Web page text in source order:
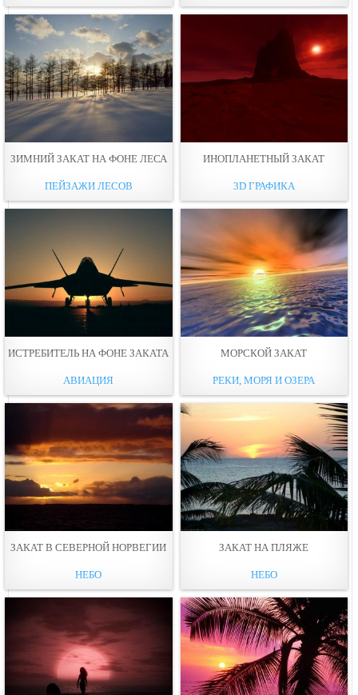
ЗИМНИЙ ЗАКАТ НА ФОНЕ ЛЕСА
ПЕЙЗАЖИ ЛЕСОВ
ИНОПЛАНЕТНЫЙ ЗАКАТ
3D ГРАФИКА
ИСТРЕБИТЕЛЬ НА ФОНЕ ЗАКАТА
АВИАЦИЯ
МОРСКОЙ ЗАКАТ
РЕКИ, МОРЯ И ОЗЕРА
ЗАКАТ В СЕВЕРНОЙ НОРВЕГИИ
НЕБО
ЗАКАТ НА ПЛЯЖЕ
НЕБО